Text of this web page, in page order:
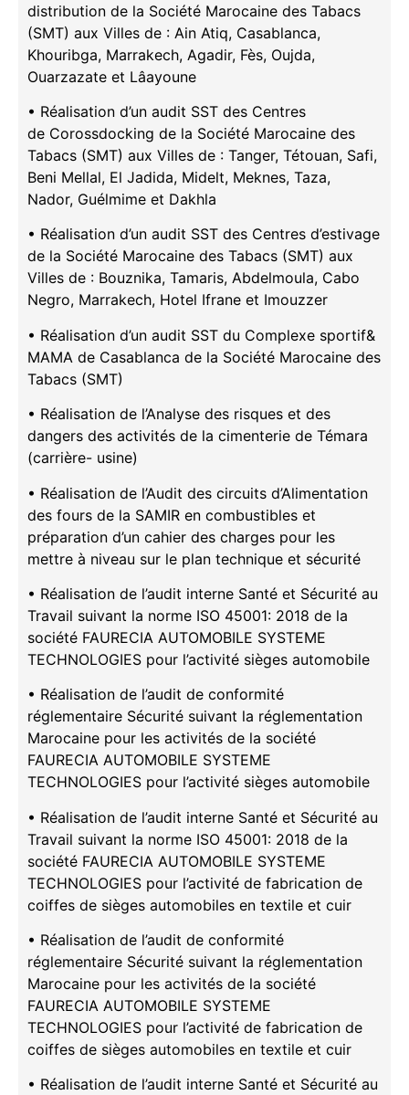
distribution de la Société Marocaine des Tabacs
(SMT) aux Villes de : Ain Atiq, Casablanca,
Khouribga, Marrakech, Agadir, Fès, Oujda,
Ouarzazate et Lâayoune
• Réalisation d’un audit SST des Centres
de Corossdocking de la Société Marocaine des
Tabacs (SMT) aux Villes de : Tanger, Tétouan, Safi,
Beni Mellal, El Jadida, Midelt, Meknes, Taza,
Nador, Guélmime et Dakhla
• Réalisation d’un audit SST des Centres d’estivage
de la Société Marocaine des Tabacs (SMT) aux
Villes de : Bouznika, Tamaris, Abdelmoula, Cabo
Negro, Marrakech, Hotel Ifrane et Imouzzer
• Réalisation d’un audit SST du Complexe sportif&
MAMA de Casablanca de la Société Marocaine des
Tabacs (SMT)
• Réalisation de l’Analyse des risques et des
dangers des activités de la cimenterie de Témara
(carrière- usine)
• Réalisation de l’Audit des circuits d’Alimentation
des fours de la SAMIR en combustibles et
préparation d’un cahier des charges pour les
mettre à niveau sur le plan technique et sécurité
• Réalisation de l’audit interne Santé et Sécurité au
Travail suivant la norme ISO 45001: 2018 de la
société FAURECIA AUTOMOBILE SYSTEME
TECHNOLOGIES pour l’activité sièges automobile
• Réalisation de l’audit de conformité
réglementaire Sécurité suivant la réglementation
Marocaine pour les activités de la société
FAURECIA AUTOMOBILE SYSTEME
TECHNOLOGIES pour l’activité sièges automobile
• Réalisation de l’audit interne Santé et Sécurité au
Travail suivant la norme ISO 45001: 2018 de la
société FAURECIA AUTOMOBILE SYSTEME
TECHNOLOGIES pour l’activité de fabrication de
coiffes de sièges automobiles en textile et cuir
• Réalisation de l’audit de conformité
réglementaire Sécurité suivant la réglementation
Marocaine pour les activités de la société
FAURECIA AUTOMOBILE SYSTEME
TECHNOLOGIES pour l’activité de fabrication de
coiffes de sièges automobiles en textile et cuir
• Réalisation de l’audit interne Santé et Sécurité au